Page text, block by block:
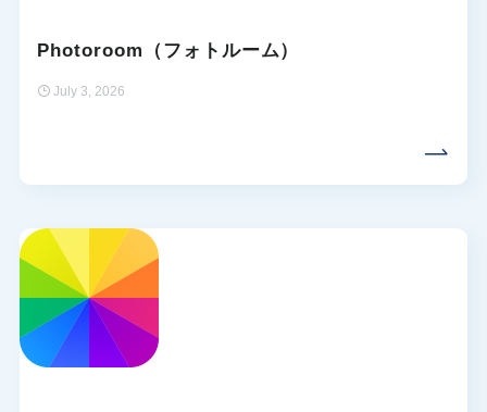
Photoroom（フォトルーム）
July 3, 2026